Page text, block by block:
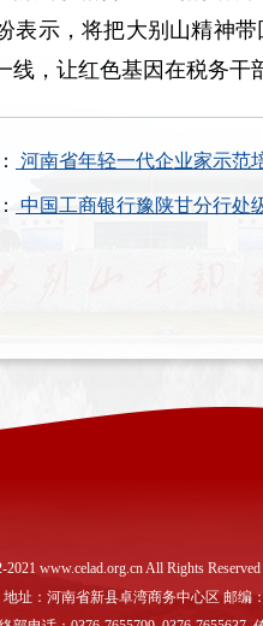
表示，将把大别山精神
线，让红色基因在税务干
河南省年轻一代企业家示范
中国工商银行豫陕甘分行处
www.celad.org.cn All Rights Reserved
地址：河南省新县卓湾商务中心区 邮编